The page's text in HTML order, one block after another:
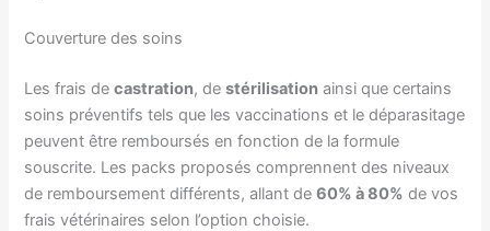
Couverture des soins
Les frais decastration, destérilisation ainsi que certains
soins préventifs tels que les vaccinations et le déparasitage
peuvent être remboursés en fonction de la formule
souscrite. Les packs proposés comprennent des niveaux
de remboursement différents, allant de60% à 80% de vos
frais vétérinaires selon l’option choisie.